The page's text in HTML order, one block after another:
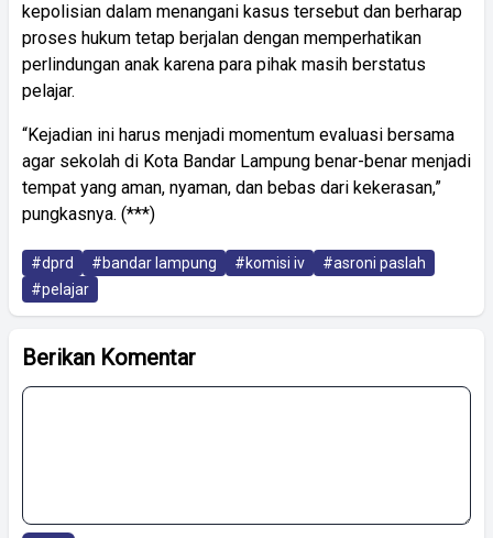
kepolisian dalam menangani kasus tersebut dan berharap
proses hukum tetap berjalan dengan memperhatikan
perlindungan anak karena para pihak masih berstatus
pelajar.
“Kejadian ini harus menjadi momentum evaluasi bersama
agar sekolah di Kota Bandar Lampung benar-benar menjadi
tempat yang aman, nyaman, dan bebas dari kekerasan,”
pungkasnya. (***)
#dprd #bandar lampung #komisi iv
#asroni paslah
#pelajar
Berikan Komentar